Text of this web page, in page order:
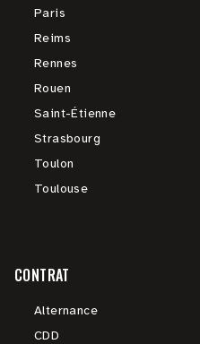
Paris
Reims
Rennes
Rouen
Saint-Étienne
Strasbourg
Toulon
Toulouse
CONTRAT
Alternance
CDD